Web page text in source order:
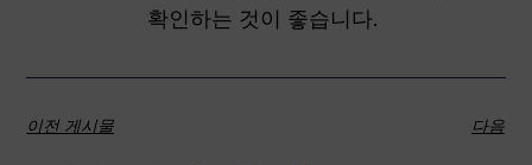
확인하는 것이 좋습니다.
이전 게시물 다음